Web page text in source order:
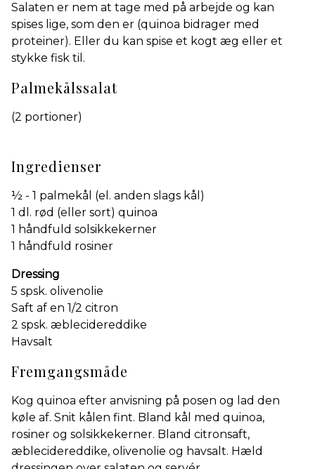
Salaten er nem at tage med på arbejde og kan
spises lige, som den er (quinoa bidrager med
proteiner). Eller du kan spise et kogt æg eller et
stykke fisk til.
Palmekålssalat
(2 portioner)
Ingredienser
½ - 1 palmekål (el. anden slags kål)
1 dl. rød (eller sort) quinoa
1 håndfuld solsikkekerner
1 håndfuld rosiner
Dressing
5 spsk. olivenolie
Saft af en 1/2 citron
2 spsk. æblecidereddike
Havsalt
Fremgangsmåde
Kog quinoa efter anvisning på posen og lad den
køle af. Snit kålen fint. Bland kål med quinoa,
rosiner og solsikkekerner. Bland citronsaft,
æblecidereddike, olivenolie og havsalt. Hæld